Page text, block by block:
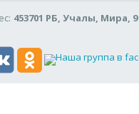
453701 РБ, Учалы, Мира, 9